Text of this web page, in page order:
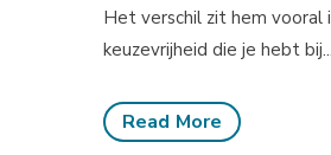
Het verschil zit hem vooral
keuzevrijheid die je hebt bij...
Read More